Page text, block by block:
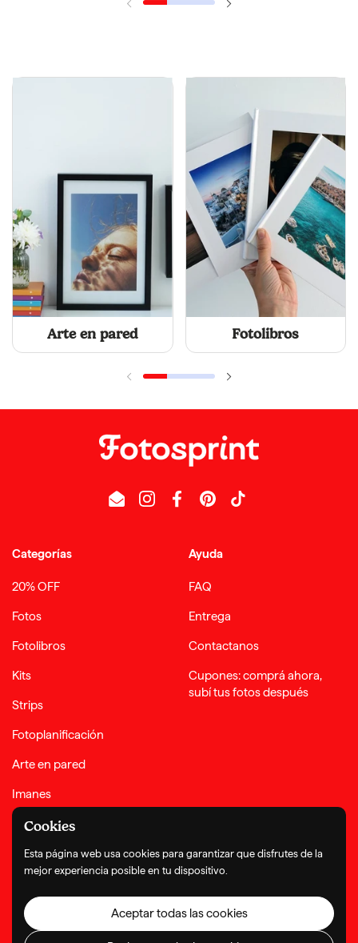
Arte en pared Fotolibros
EmailInstagram
FacebookPinterestTikTok
Categorías
20% OFF
Fotos
Fotolibros
Kits
Strips
Fotoplanificación
Arte en pared
Imanes
Complementos
Ayuda
FAQ
Entrega
Contactanos
Cupones: comprá ahora,
subí tus fotos después
© Copyright 2026
Cookies
Esta página web usa cookies para garantizar que disfrutes de la
mejor experiencia posible en tu dispositivo.
Aceptar todas las cookies